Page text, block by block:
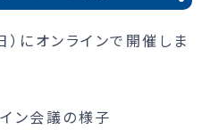
にオンラインで開催しま